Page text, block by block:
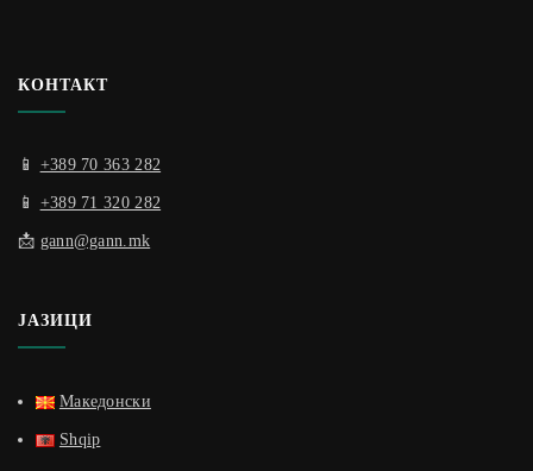
КОНТАКТ
📱 +389 70 363 282
📱 +389 71 320 282
📩 gann@gann.mk
ЈАЗИЦИ
Македонски
Shqip